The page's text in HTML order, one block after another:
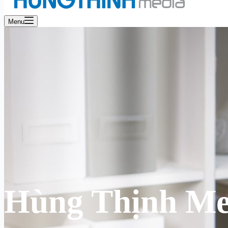
Menu
Hùng Thịnh